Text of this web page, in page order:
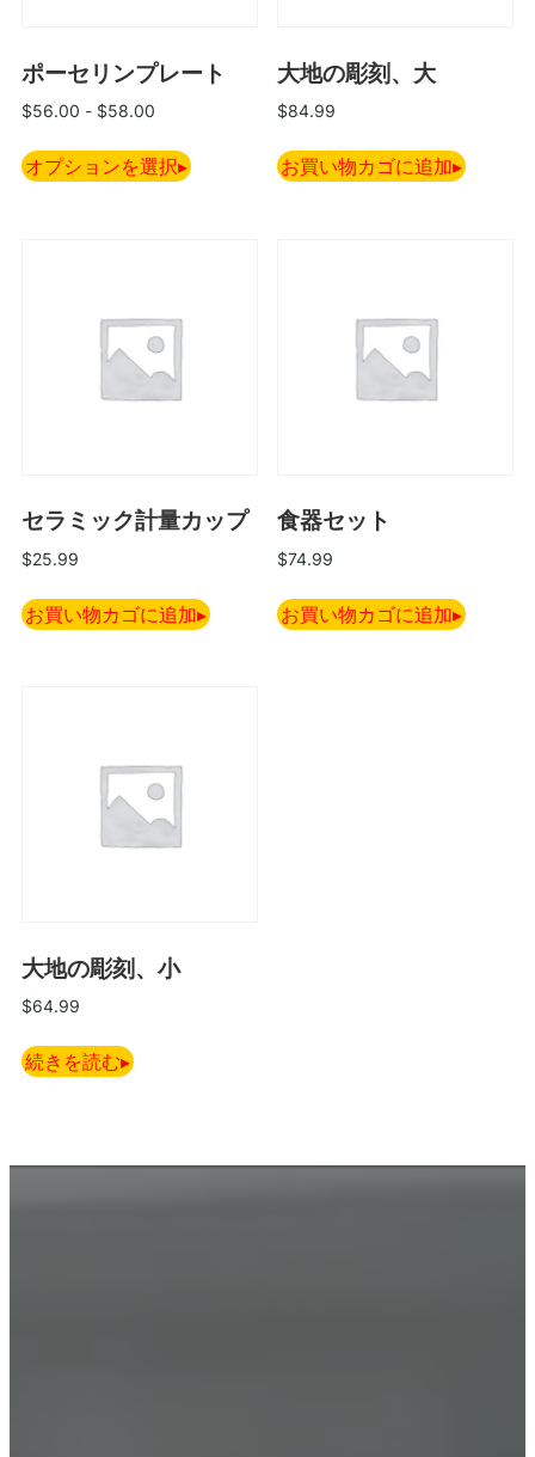
ポーセリンプレート
$56.00 - $58.00
オプションを選択
大地の彫刻、大
$84.99
お買い物カゴに追加
セラミック計量カップ
$25.99
お買い物カゴに追加
食器セット
$74.99
お買い物カゴに追加
大地の彫刻、小
$64.99
続きを読む